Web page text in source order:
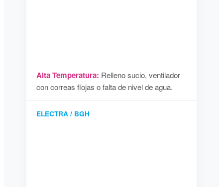
Alta Temperatura: Relleno sucio, ventilador
con correas flojas o falta de nivel de agua.
ELECTRA / BGH